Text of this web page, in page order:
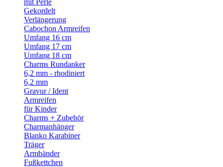
Gekordelt
Verlängerung
Cabochon Armreifen
Umfang 16 cm
Umfang 17 cm
Umfang 18 cm
Charms Rundanker
6,2 mm - rhodiniert
6,2 mm
Gravur / Ident
Armreifen
für Kinder
Charms + Zubehör
Charmanhänger
Blanko Karabiner
Träger
Armbänder
Fußkettchen